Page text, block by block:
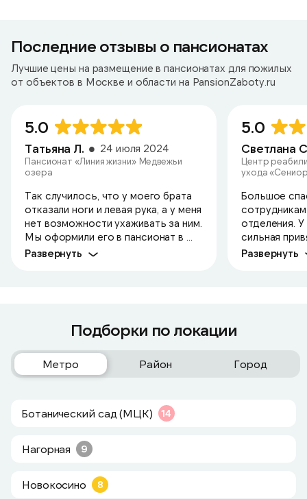
Последние отзывы о пансионатах
Лучшие цены на размещение в пансионатах для пожилых
от объектов в Москве и области на PansionZaboty.ru
5.0
Татьяна Л. 24 июля 2024
Пансионат «Линия жизни» Медвежьи
озера
Так случилось, что у моего брата
отказали ноги и левая рука, а у меня
нет возможности ухаживать за ним.
Мы оформили его в пансионат в ...
Развернуть
5.0
Светлана
Центр
ухода
Большое
отделения.
сильная
Развернуть
Подборки по локации
Метро Район Город
Ботанический сад (МЦК) 14
Нагорная 9
Новокосино 8